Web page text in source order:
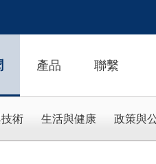
產品 聯繫
術 生活與健康 政策與